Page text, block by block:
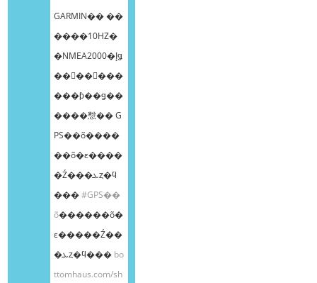
GARMIN�� ��
����10HZ�
�NMEA2000�إǥ
��󥰥��󥵡���
���ƥ��ǥ��
����㥹�� G
PS��õ����
��õ�ε����
�Ź���ܥȥ�ϥ
���#GPS��
õ������õ�
ε�����Ź��
�ܥȥ�ϥ��� bo
ttomhaus.com/sh